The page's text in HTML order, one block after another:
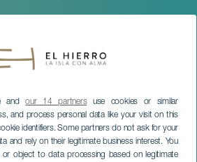
andour 14 partnersuse cookies or similar
and process personal data like your visit on this
identifiers. Some partners do not ask for your
and rely on their legitimate business interest. You
object to data processing based on legitimate